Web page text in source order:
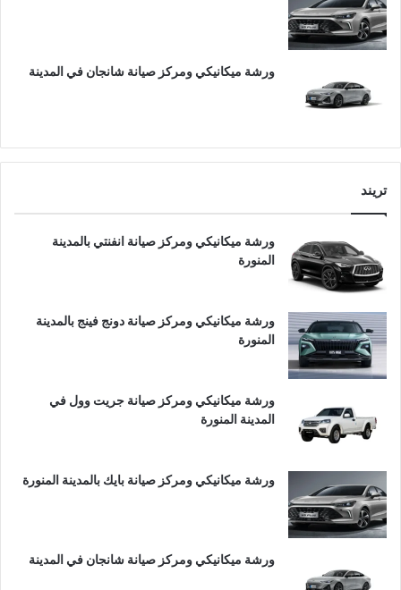
ورشة ميكانيكي ومركز صيانة شانجان في المدينة
تريند
ورشة ميكانيكي ومركز صيانة انفنتي بالمدينة
المنورة
ورشة ميكانيكي ومركز صيانة دونج فينج بالمدينة
المنورة
ورشة ميكانيكي ومركز صيانة جريت وول في
المدينة المنورة
ورشة ميكانيكي ومركز صيانة بايك بالمدينة المنورة
ورشة ميكانيكي ومركز صيانة شانجان في المدينة